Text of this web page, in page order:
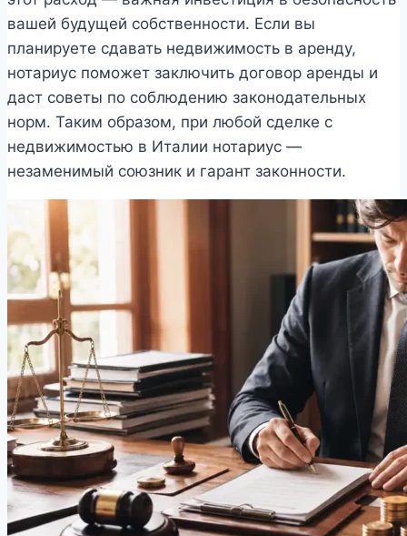
вашей будущей собственности. Если вы
планируете сдавать недвижимость в аренду,
нотариус поможет заключить договор аренды и
даст советы по соблюдению законодательных
норм. Таким образом, при любой сделке с
недвижимостью в Италии нотариус —
незаменимый союзник и гарант законности.